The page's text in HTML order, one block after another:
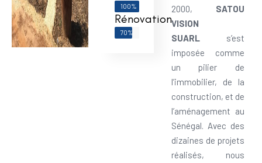
100%
Rénovation
70%
2000, SATOU
VISION
SUARLs’est
imposée comme
un pilier de
l’immobilier, de la
construction, et de
l’aménagement au
Sénégal. Avec des
dizaines de projets
réalisés, nous